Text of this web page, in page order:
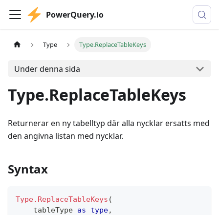
PowerQuery.io
Type Type.ReplaceTableKeys
Under denna sida
Type.ReplaceTableKeys
Returnerar en ny tabelltyp där alla nycklar ersatts med
den angivna listan med nycklar.
Syntax
Type.ReplaceTableKeys (
    tableType
as type,